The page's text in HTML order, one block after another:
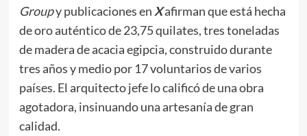
Groupy publicaciones en Xafirman que está hecha
de oro auténtico de 23,75 quilates, tres toneladas
de madera de acacia egipcia, construido durante
tres años y medio por 17 voluntarios de varios
países. El arquitecto jefe lo calificó de una obra
agotadora, insinuando una artesanía de gran
calidad.